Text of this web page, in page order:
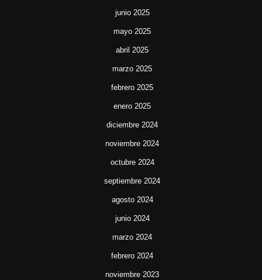
junio 2025
mayo 2025
abril 2025
marzo 2025
febrero 2025
enero 2025
diciembre 2024
noviembre 2024
octubre 2024
septiembre 2024
agosto 2024
junio 2024
marzo 2024
febrero 2024
noviembre 2023